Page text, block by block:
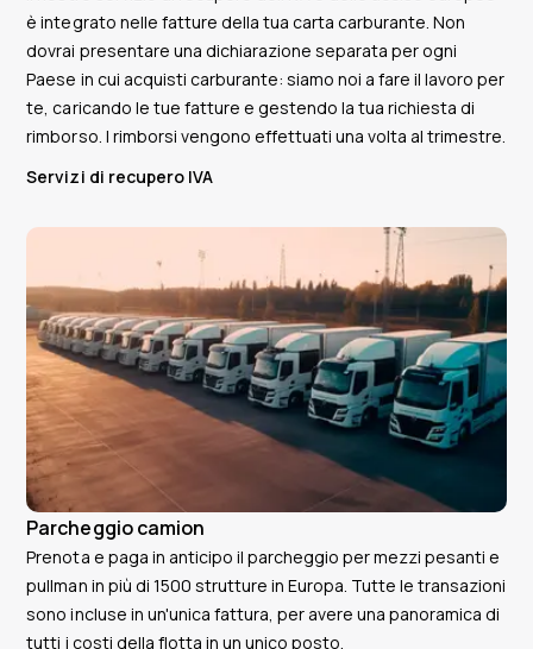
è integrato nelle fatture della tua carta carburante. Non
dovrai presentare una dichiarazione separata per ogni
Paese in cui acquisti carburante: siamo noi a fare il lavoro per
te, caricando le tue fatture e gestendo la tua richiesta di
rimborso. I rimborsi vengono effettuati una volta al trimestre.
Servizi di recupero IVA
Parcheggio camion
Prenota e paga in anticipo il parcheggio per mezzi pesanti e
pullman in più di 1500 strutture in Europa. Tutte le transazioni
sono incluse in un'unica fattura, per avere una panoramica di
tutti i costi della flotta in un unico posto.